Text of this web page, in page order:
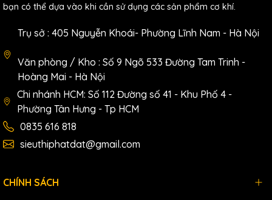
bạn có thể dựa vào khi cần sử dụng các sản phẩm cơ khí.
Trụ sở : 405 Nguyễn Khoái- Phường Lĩnh Nam - Hà Nội
Văn phòng / Kho : Số 9 Ngõ 533 Đường Tam Trinh -
Hoàng Mai - Hà Nội
Chi nhánh HCM: Số 112 Đường số 41 - Khu Phố 4 -
Phường Tân Hưng - Tp HCM
0835 616 818
sieuthiphatdat@gmail.com
CHÍNH SÁCH